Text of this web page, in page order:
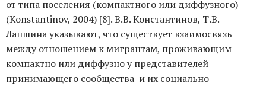
от типа поселения (компактного или диффузного)
(Konstantinov, 2004) [8]. В.В. Константинов, Т.В.
Лапшина указывают, что существует взаимосвязь
между отношением к мигрантам, проживающим
компактно или диффузно у представителей
принимающего сообщества и их социально-